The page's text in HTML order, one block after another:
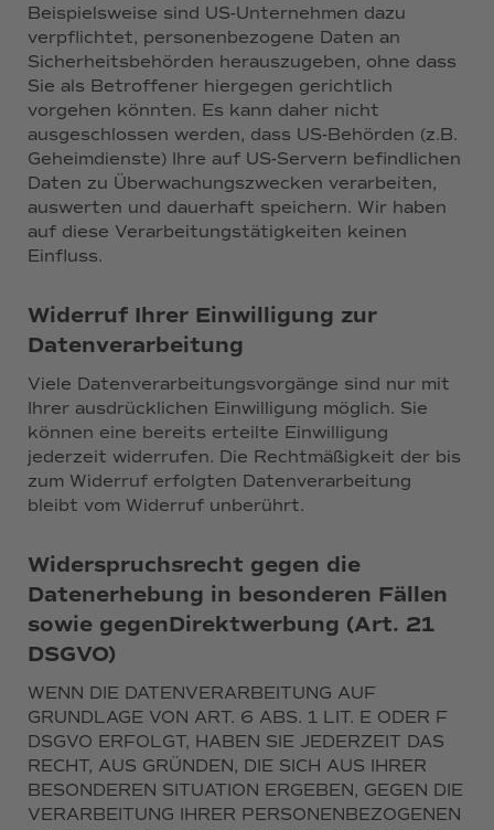
Beispielsweise sind US-Unternehmen dazu
verpflichtet, personenbezogene Daten an
Sicherheitsbehörden herauszugeben, ohne dass
Sie als Betroffener hiergegen gerichtlich
vorgehen könnten. Es kann daher nicht
ausgeschlossen werden, dass US-Behörden (z.B.
Geheimdienste) Ihre auf US-Servern befindlichen
Daten zu Überwachungszwecken verarbeiten,
auswerten und dauerhaft speichern. Wir haben
auf diese Verarbeitungstätigkeiten keinen
Einfluss.
Widerruf Ihrer Einwilligung zur
Datenverarbeitung
Viele Datenverarbeitungsvorgänge sind nur mit
Ihrer ausdrücklichen Einwilligung möglich. Sie
können eine bereits erteilte Einwilligung
jederzeit widerrufen. Die Rechtmäßigkeit der bis
zum Widerruf erfolgten Datenverarbeitung
bleibt vom Widerruf unberührt.
Widerspruchsrecht gegen die
Datenerhebung in besonderen Fällen
sowie gegenDirektwerbung (Art. 21
DSGVO)
WENN DIE DATENVERARBEITUNG AUF
GRUNDLAGE VON ART. 6 ABS. 1 LIT. E ODER F
DSGVO ERFOLGT, HABEN SIE JEDERZEIT DAS
RECHT, AUS GRÜNDEN, DIE SICH AUS IHRER
BESONDEREN SITUATION ERGEBEN, GEGEN DIE
VERARBEITUNG IHRER PERSONENBEZOGENEN